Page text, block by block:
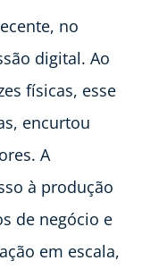
no
digital. Ao
físicas, esse
encurtou
A
à produção
de negócio e
em escala,